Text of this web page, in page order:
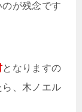
が残念です
となりますの
、木ノエル